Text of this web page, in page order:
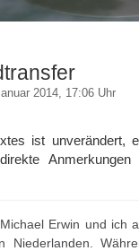
2014, 17:06 Uhr
ist unverändert,
Erwin und ich
Niederlanden.